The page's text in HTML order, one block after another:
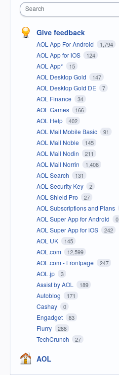
Search
Give feedback
AOL App For Android 1,794
AOL App for iOS 124
AOL App* 15
AOL Desktop Gold 147
AOL Desktop Gold DE 7
AOL Finance 34
AOL Games 166
AOL Help 402
AOL Mail Mobile Basic 91
AOL Mail Noble 145
AOL Mail Nodin 211
AOL Mail Norrin 1,408
AOL Search 131
AOL Security Key 2
AOL Shield Pro 27
AOL Subscriptions and Plans
AOL Super App for Android 0
AOL Super App for iOS 242
AOL UK 145
AOL.com 12,599
AOL.com - Frontpage 247
AOL.jp 3
Assist by AOL 189
Autoblog 171
Cashay 0
Engadget 83
Flurry 288
TechCrunch 27
AOL